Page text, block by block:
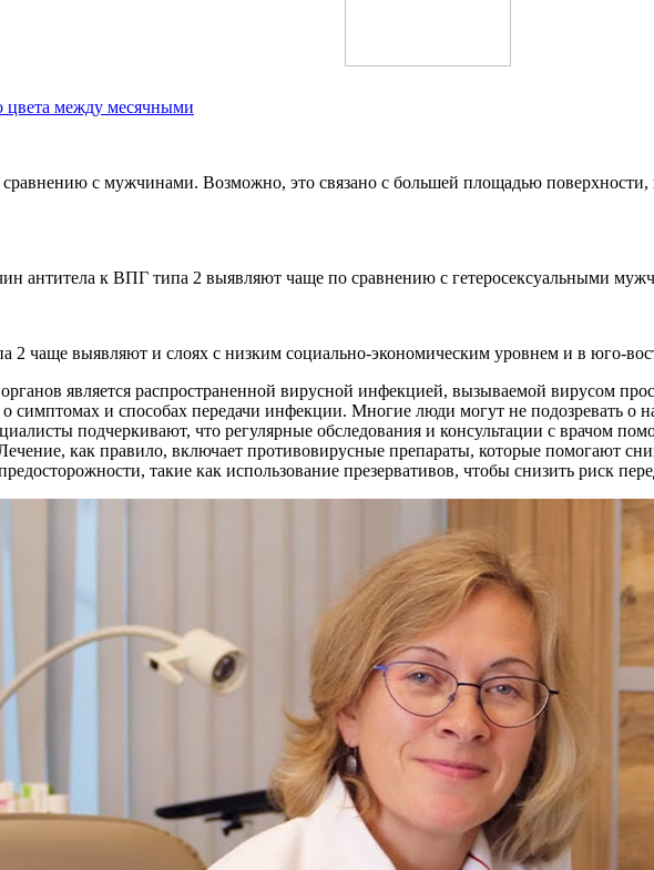
цвета между месячными
с мужчинами. Возможно, это связано с большей площадью
антитела к ВПГ типа 2 выявляют чаще по сравнению с гетеросексуальными
чаще выявляют и слоях с низким социально-экономическим уровнем и в юго-
является распространенной вирусной инфекцией, вызываемой вирусом
о симптомах и способах передачи инфекции. Многие люди могут не подозревать о
подчеркивают, что регулярные обследования и консультации с врачом
как правило, включает противовирусные препараты, которые помогают
такие как использование презервативов, чтобы снизить риск